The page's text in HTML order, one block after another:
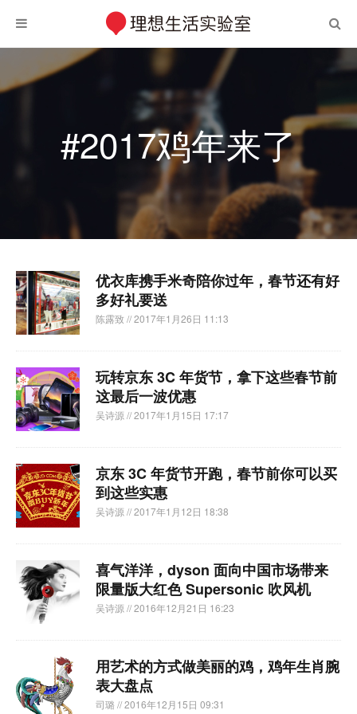
#2017鸡年来了
优衣库携手米奇陪你过年，春节还有好
多好礼要送
陈露致// 2017年1月26日 11:13
玩转京东 3C 年货节，拿下这些春节前
这最后一波优惠
吴诗源 // 2017年1月15日 17:17
京东 3C 年货节开跑，春节前你可以买
到这些实惠
吴诗源 // 2017年1月12日 18:38
喜气洋洋，dyson 面向中国市场带来
限量版大红色 Supersonic 吹风机
吴诗源 // 2016年12月21日 16:23
用艺术的方式做美丽的鸡，鸡年生肖腕
表大盘点
司璐 // 2016年12月15日 09:31